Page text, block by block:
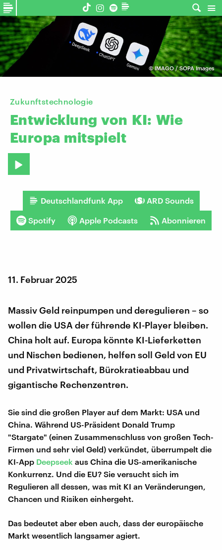
©IMAGO / SOPA Images
Zukunftstechnologie
Entwicklung von KI: Wie
Europa mitspielt
Deutschlandfunk App ARD Sounds
Spotify Apple Podcasts Abonnieren
11. Februar 2025
Massiv Geld reinpumpen und deregulieren – so
wollen die USA der führende KI-Player bleiben.
China holt auf. Europa könnte KI-Lieferketten
und Nischen bedienen, helfen soll Geld von EU
und Privatwirtschaft, Bürokratieabbau und
gigantische Rechenzentren.
Sie sind die großen Player auf dem Markt: USA und
China. Während US-Präsident Donald Trump
"Stargate" (einen Zusammenschluss von großen Tech-
Firmen und sehr viel Geld) verkündet, überrumpelt die
KI-App Deepseek aus China die US-amerikanische
Konkurrenz. Und die EU? Sie versucht sich im
Regulieren all dessen, was mit KI an Veränderungen,
Chancen und Risiken einhergeht.
Das bedeutet aber eben auch, dass der europäische
Markt wesentlich langsamer agiert.